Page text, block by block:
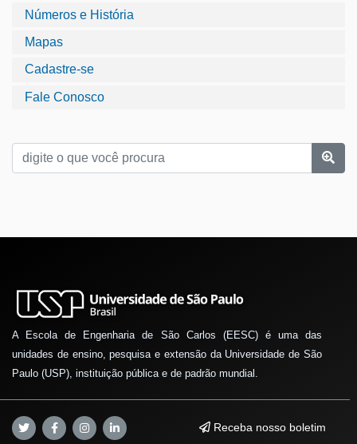
Números e História
Mapas
Cadastre-se
Fale Conosco
A Escola de Engenharia de São Carlos (EESC) é uma das
unidades de ensino, pesquisa e extensão da Universidade de São
Paulo (USP), instituição pública e de padrão mundial.
Receba nosso boletim